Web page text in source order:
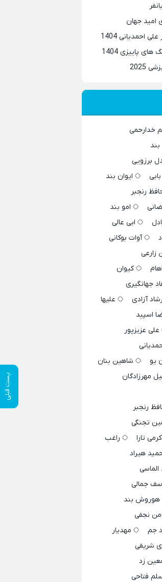
پست قبلی
امید جهان
احمدیانی 1404
پاییزی 1404
2025
خدارحمی
بند
برزویی
بابی
ایوان بند
رنجبر
امو بند
ابی عالی
آوات بوکانی
زارعی
کیوان
جهانگیری
آزادی
علیها
اسپید
علی عزیزپور
یو
شاهین بنان
مهرزادگان
رنجبر
تجنگی
تارا
راغب
هیراد
الماسی
جمالی
هوروش بند
نجفی
جم
مهدیار
شریفی
زد
فتاحی